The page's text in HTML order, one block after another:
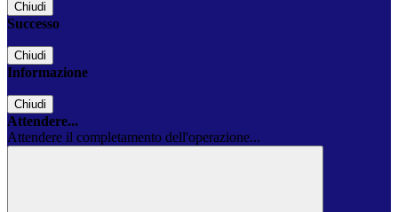
Chiudi
Successo
Chiudi
Informazione
Chiudi
Attendere...
Attendere il completamento dell'operazione...